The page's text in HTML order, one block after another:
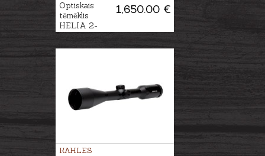
1,650.00 €
Optiskais
tēmēklis
HELIA 2-
KAHLES